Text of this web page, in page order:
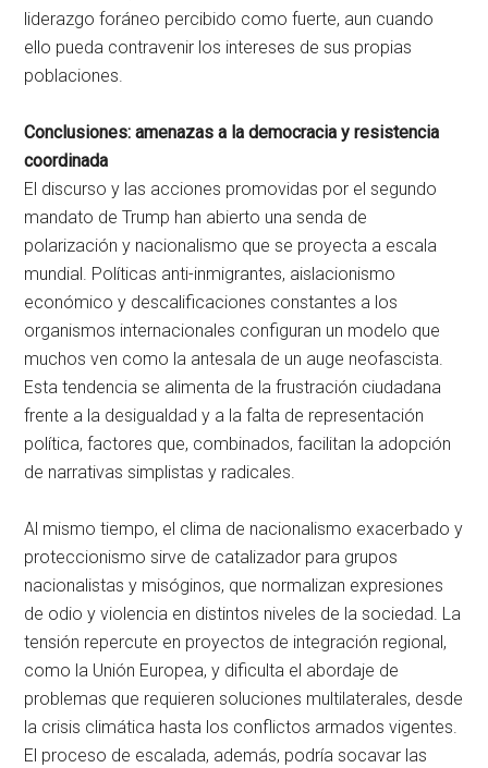
liderazgo foráneo percibido como fuerte, aun cuando
ello pueda contravenir los intereses de sus propias
poblaciones.
Conclusiones: amenazas a la democracia y resistencia
coordinada
El discurso y las acciones promovidas por el segundo
mandato de Trump han abierto una senda de
polarización y nacionalismo que se proyecta a escala
mundial. Políticas anti-inmigrantes, aislacionismo
económico y descalificaciones constantes a los
organismos internacionales configuran un modelo que
muchos ven como la antesala de un auge neofascista.
Esta tendencia se alimenta de la frustración ciudadana
frente a la desigualdad y a la falta de representación
política, factores que, combinados, facilitan la adopción
de narrativas simplistas y radicales.
Al mismo tiempo, el clima de nacionalismo exacerbado y
proteccionismo sirve de catalizador para grupos
nacionalistas y misóginos, que normalizan expresiones
de odio y violencia en distintos niveles de la sociedad. La
tensión repercute en proyectos de integración regional,
como la Unión Europea, y dificulta el abordaje de
problemas que requieren soluciones multilaterales, desde
la crisis climática hasta los conflictos armados vigentes.
El proceso de escalada, además, podría socavar las